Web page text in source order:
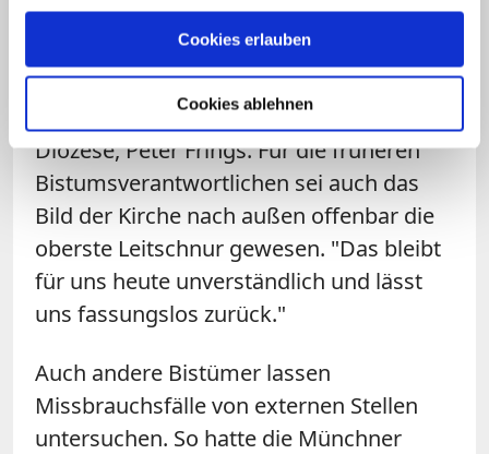
Cookies erlauben
Cookies ablehnen
Die nun vorgestellten Erkenntnisse seien
nicht überraschend, aber erschreckend,
erklärte der Interventionsbeauftragte der
Diözese, Peter Frings. Für die früheren
Bistumsverantwortlichen sei auch das
Bild der Kirche nach außen offenbar die
oberste Leitschnur gewesen. "Das bleibt
für uns heute unverständlich und lässt
uns fassungslos zurück."
Auch andere Bistümer lassen
Missbrauchsfälle von externen Stellen
untersuchen. So hatte die Münchner